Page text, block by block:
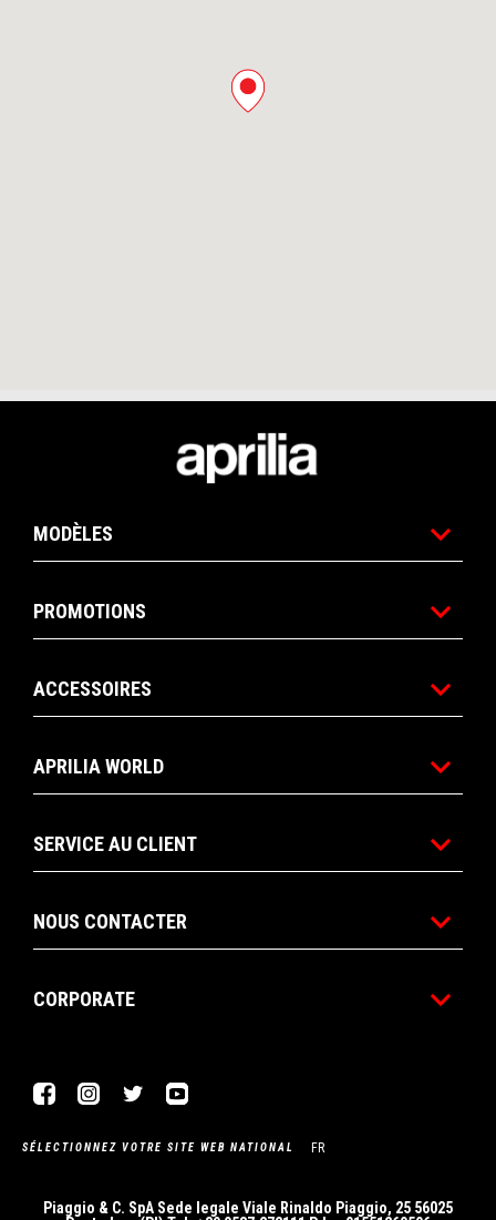
MODÈLES
PROMOTIONS
ACCESSOIRES
APRILIA WORLD
SERVICE AU CLIENT
NOUS CONTACTER
CORPORATE
FacebookInstagram
Twitter
SÉLECTIONNEZ VOTRE SITE WEB NATIONAL FR
Piaggio & C. SpA Sede legale Viale Rinaldo Piaggio, 25 56025